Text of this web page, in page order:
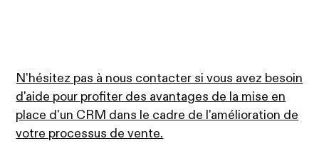
N'hésitez pas à nous contacter si vous avez besoin
d'aide pour profiter des avantages de la mise en
place d'un CRM dans le cadre de l'amélioration de
votre processus de vente.